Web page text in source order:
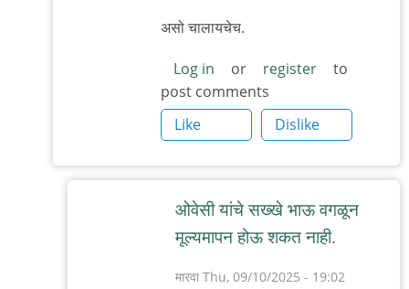
असो चालायचेच.
Log in or register
to
post comments
Like
Dislike
ओवेसी यांचे सख्खे भाऊ वगळून
मूल्यमापन होऊ शकत नाही.
मारवा Thu, 09/10/2025 - 19:02